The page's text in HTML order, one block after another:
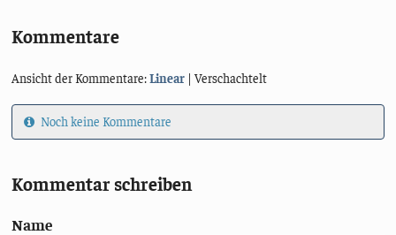
Kommentare
Ansicht der Kommentare:Linear | Verschachtelt
Noch keine Kommentare
Kommentar schreiben
Name